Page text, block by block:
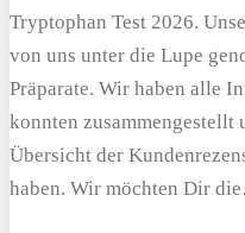
Tryptophan Test 2026.
von uns unter die Lupe
Präparate. Wir haben alle
konnten zusammengestellt
Übersicht der
haben. Wir möchten Dir